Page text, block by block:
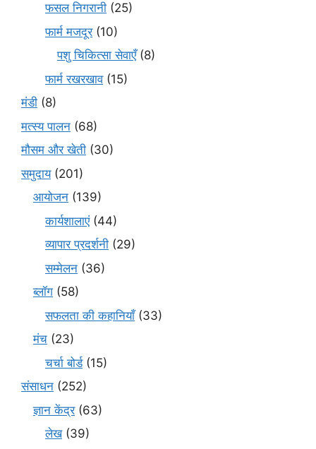
फसल निगरानी (25)
फार्म मजदूर(10)
पशु चिकित्सा सेवाएँ(8)
फार्म रखरखाव(15)
मंडी (8)
मत्स्य पालन (68)
मौसम और खेती (30)
समुदाय(201)
आयोजन (139)
कार्यशालाएं(44)
व्यापार प्रदर्शनी (29)
सम्मेलन (36)
ब्लॉग (58)
सफलता की कहानियाँ(33)
मंच (23)
चर्चा बोर्ड(15)
संसाधन (252)
ज्ञान केंद्र(63)
लेख(39)